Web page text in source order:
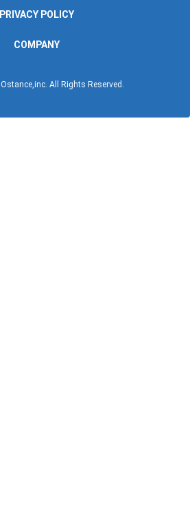
PRIVACY POLICY
COMPANY
Ostance,inc. All Rights Reserved.